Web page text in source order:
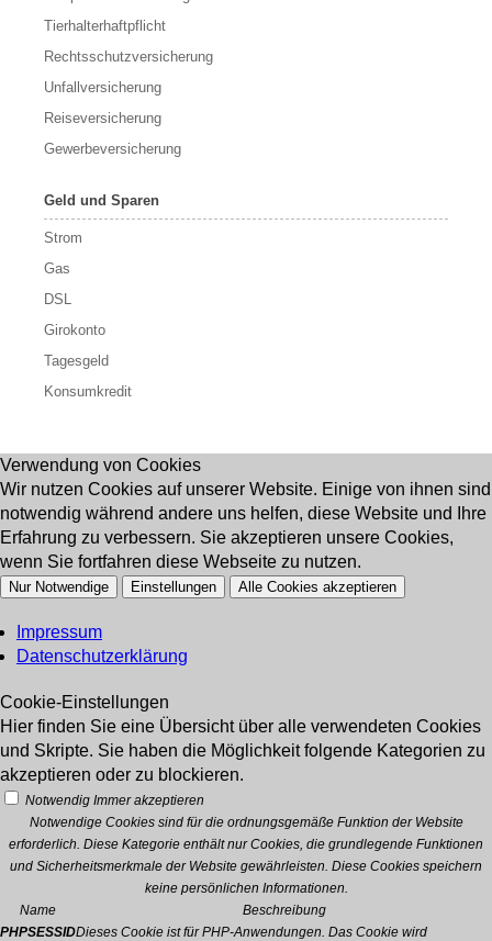
Tierhalterhaftpflicht
Rechtsschutzversicherung
Unfallversicherung
Reiseversicherung
Gewerbeversicherung
Geld und Sparen
Strom
Gas
DSL
Girokonto
Tagesgeld
Konsumkredit
Verwendung von Cookies
Wir nutzen Cookies auf unserer Website. Einige von ihnen sind
notwendig während andere uns helfen, diese Website und Ihre
Erfahrung zu verbessern. Sie akzeptieren unsere Cookies,
wenn Sie fortfahren diese Webseite zu nutzen.
Nur Notwendige Einstellungen Alle Cookies akzeptieren
Impressum
Datenschutzerklärung
Cookie-Einstellungen
Hier finden Sie eine Übersicht über alle verwendeten Cookies
und Skripte. Sie haben die Möglichkeit folgende Kategorien zu
akzeptieren oder zu blockieren.
Notwendig Immer akzeptieren
Notwendige Cookies sind für die ordnungsgemäße Funktion der Website
erforderlich. Diese Kategorie enthält nur Cookies, die grundlegende Funktionen
und Sicherheitsmerkmale der Website gewährleisten. Diese Cookies speichern
keine persönlichen Informationen.
Name
Beschreibung
PHPSESSIDDieses Cookie ist für PHP-Anwendungen. Das Cookie wird